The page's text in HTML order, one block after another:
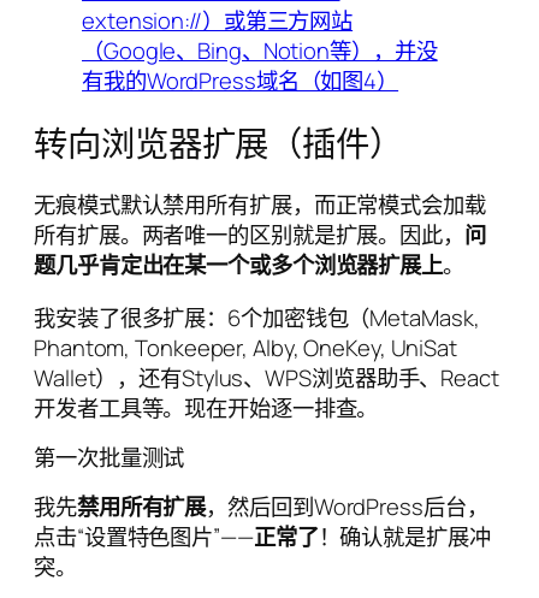
转向浏览器扩展（插件）
无痕模式默认禁用所有扩展，而正常模式会加载
所有扩展。两者唯一的区别就是扩展。因此， 问
题几乎肯定出在某一个或多个浏览器扩展上。
我安装了很多扩展：6个加密钱包（MetaMask,
Phantom, Tonkeeper, Alby, OneKey, UniSat
Wallet），还有Stylus、WPS浏览器助手、React
开发者工具等。现在开始逐一排查。
第一次批量测试
我先禁用所有扩展，然后回到WordPress后台，
点击“设置特色图片”——正常了！确认就是扩展冲
突。